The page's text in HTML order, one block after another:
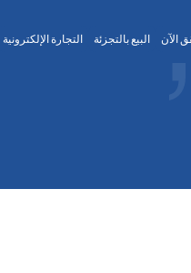
الآن البيع بالتجزئة التجارة الإلكترونية